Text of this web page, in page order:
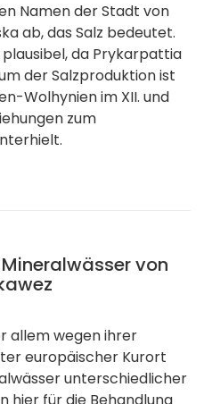
Namen der Stadt von
ab, das Salz bedeutet.
da Prykarpattia
der Salzproduktion ist
Wolhynien im XII. und
zum
von
allem wegen ihrer
europäischer Kurort
unterschiedlicher